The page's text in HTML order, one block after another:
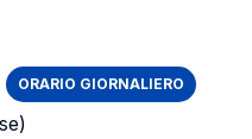
ORARIO GIORNALIERO